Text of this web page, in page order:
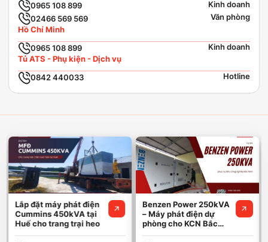
0965 108 899
Kinh doanh
02466 569 569
Văn phòng
Hồ Chí Minh
0965 108 899
Kinh doanh
Tủ ATS - Phụ kiện - Dịch vụ
0842 440033 Hotline
Lắp đặt máy phát điện
Cummins 450kVA tại
Huế cho trang trại heo
Benzen Power 250kVA
– Máy phát điện dự
phòng cho KCN Bắc
Ninh